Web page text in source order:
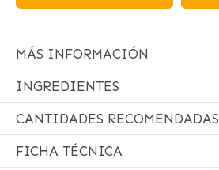
MÁS INFORMACIÓN
INGREDIENTES
CANTIDADES RECOMENDADAS
FICHA TÉCNICA